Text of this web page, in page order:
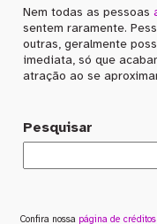
Nem todas as pessoas
sentem raramente.
outras, geralmente
imediata, só que
atração ao se
Pesquisar
Confira nossa página de créditos